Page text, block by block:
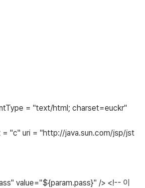
= "text/html; charset=euckr"
= "c" uri = "http://java.sun.com/jsp/jst
value="${param.pass}" /> <!-- 이